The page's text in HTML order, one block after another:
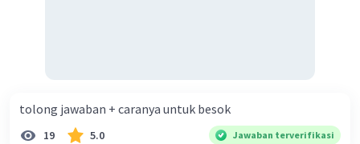
tolong jawaban + caranya untuk besok
19 5.0 Jawaban terverifikasi